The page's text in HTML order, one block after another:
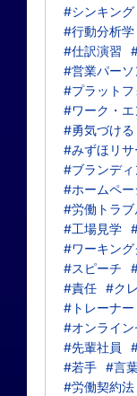
#シンキング
#行動分析学
#仕訳演習
#営業パーソ
#プラットフ
#ワーク・エ
#勇気づける
#みずほリ
#ブランディ
#ホームペー
#労働トラブ
#工場見学
#ワーキン
#スピーチ
#責任 #ク
#トレーナー
#オンライン
#先輩社員
#若手 #言
#労働契約法